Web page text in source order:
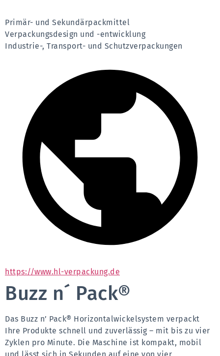
Primär- und Sekundärpackmittel
Verpackungsdesign und -entwicklung
Industrie-, Transport- und Schutzverpackungen
https://www.hl-verpackung.de
Buzz n´ Pack®
Das Buzz n’ Pack® Horizontalwickelsystem verpackt
Ihre Produkte schnell und zuverlässig – mit bis zu vier
Zyklen pro Minute. Die Maschine ist kompakt, mobil